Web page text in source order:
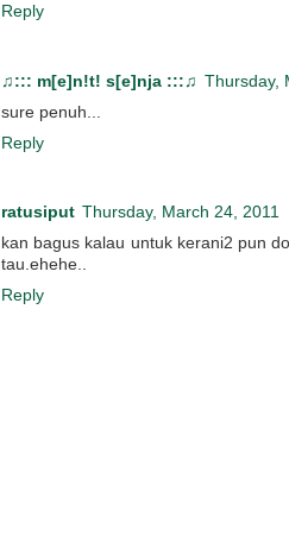
Reply
♫::: m[e]n!t! s[e]nja :::♫ Thursday,
sure penuh...
Reply
ratusiput Thursday, March 24, 2011
kan bagus kalau untuk kerani2 pun
tau.ehehe..
Reply